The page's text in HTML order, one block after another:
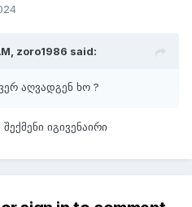
zoro1986 said:
აღვადგენ ხო ?
იგივენაირი